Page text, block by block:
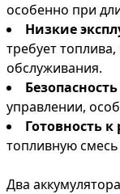
особенно при
Низкие
требует
обслуживания.
Безопасность
управлении,
Готовность к
топливную
Два